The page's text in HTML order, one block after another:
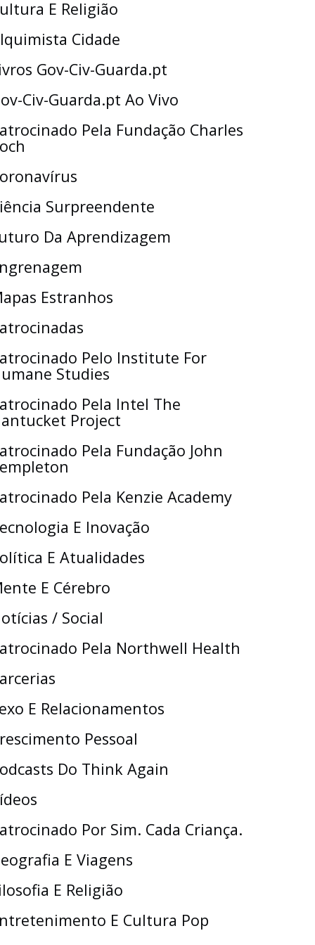
E Religião
Cidade
Gov-Civ-Guarda.pt
Civ-Guarda.pt Ao Vivo
Pela Fundação Charles
Surpreendente
Da Aprendizagem
Estranhos
Pelo Institute For
Studies
Pela Intel The
Project
Pela Fundação John
Pela Kenzie Academy
E Inovação
E Atualidades
E Cérebro
/ Social
Pela Northwell Health
E Relacionamentos
Pessoal
Do Think Again
Por Sim. Cada Criança.
E Viagens
E Religião
E Cultura Pop